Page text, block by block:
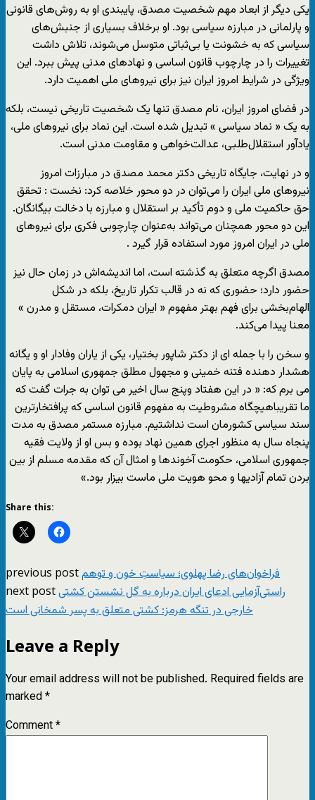
یکی دیگر از ابعاد مهم شخصیت مصدق، پایبندی او به روش‌های قانونی
و پارلمانی در مبارزه سیاسی بود. او برخلاف بسیاری از جنبش‌های
سیاسی که به خشونت یا بی‌ثباتی متوسل می‌شوند، تلاش داشت
تغییرات را در چارچوب قانون اساسی و نهادهای مدنی پیش ببرد. این
ویژگی در شرایط امروز ایران نیز برای نیروهای ملی اهمیت دارد.
در فضای امروز ایران، نام مصدق تنها یک شخصیت تاریخی نیست، بلکه
به یک « نماد سیاسی » تبدیل شده است. این نماد برای نیروهای ملی‌،
یادآور استقلال‌طلبی، عدالت‌خواهی و مقاومت مدنی است.
و در نهایت، جایگاه تاریخی دکتر محمد مصدق در مبارزات امروز
نیروهای ملی ایران را می‌توان در دو محور خلاصه کرد: نخست : تحقق
حق حاکمیت ملی و دوم تأکید بر استقلال و مبارزه با دخالت بیگانگان.
این دو محور همچنان می‌تواند به‌عنوان چارچوبی فکری برای نیروهای
ملی در ایران امروز مورد استفاده قرار گیرد .
مصدق اگرچه متعلق به گذشته است، اما اندیشه‌اش در زمان حال نیز
حضور دارد؛ حضوری که نه در قالب تکرار تاریخ، بلکه در شکل
الهام‌بخشی برای فهم بهتر مفهوم « ایران دمکرات، مستقل و مدرن »
معنا پیدا می‌کند.
و سخن را با جمله ای از دکتر شاپور بختیار، یکی از یاران وفادار او و یگانه
هشدار دهنده فتنه خمینی و مجهول مطلق جمهوری اسلامی به پایان
می برم که: « در اين هفتاد وپنج سال اخير می توان به جرات گفت که
ما تقريباهيچگاه مشروطيت به مفهوم قانون اساسی که پرافتخارترين
سند سياسی کشورمان است نداشتيم. مبارزه مستمر مصدق به مدت
پنجاه سال به منظور اجرای همين نهاد بوده و بس او از ولايت فقيه
جمهوری اسلامی، حكومت آخوندها و امثال آن که مقدمه مسلم از بين
بردن تمام آزاديها و محو هويت ملی ماست بيزار بود.»
Share this:
previous postفراخوان‌های رضا پهلوی؛ سیاستِ خون و توهم
next postراستی‌آزمایی ادعای ایران درباره به گل نشستن کشتی
خارجی در تنگه هرمز: کشتی متعلق به پسر شمخانی است
Leave a Reply
Your email address will not be published. Required fields are
marked*
Comment*